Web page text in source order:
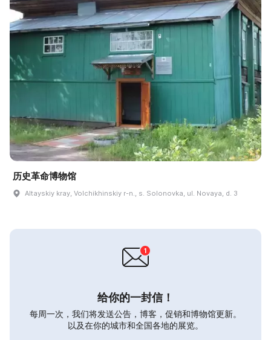
历史革命博物馆
Altayskiy kray, Volchikhinskiy r-n., s. Solonovka, ul. Novaya, d. 3
给你的一封信！
每周一次，我们将发送公告，博客，促销和博物馆更新。
以及在你的城市和全国各地的展览。